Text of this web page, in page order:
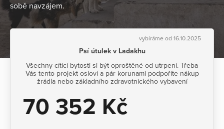
sobě navzájem.
vybíráme od 16.10.2025
Psí útulek v Ladakhu
Všechny cítící bytosti si být oproštěné od utrpení. Třeba
Vás tento projekt osloví a pár korunami podpoříte nákup
žrádla nebo základního zdravotnického vybavení
70 352 Kč